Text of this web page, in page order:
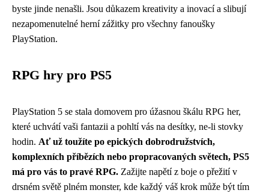
byste jinde nenašli. Jsou důkazem kreativity a inovací a slibují
nezapomenutelné herní zážitky pro všechny fanoušky
PlayStation.
RPG hry pro PS5
PlayStation 5 se stala domovem pro úžasnou škálu RPG her,
které uchvátí vaši fantazii a pohltí vás na desítky, ne-li stovky
hodin. Ať už toužíte po epických dobrodružstvích,
komplexních příbězích nebo propracovaných světech, PS5
má pro vás to pravé RPG. Zažijte napětí z boje o přežití v
drsném světě plném monster, kde každý váš krok může být tím